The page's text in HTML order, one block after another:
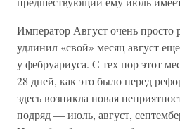
Император Август очень просто
удлинил «свой» месяц август
у фебруариуса. С тех пор этот
28 дней, как это было перед
здесь возникла новая
подряд — июль, август,